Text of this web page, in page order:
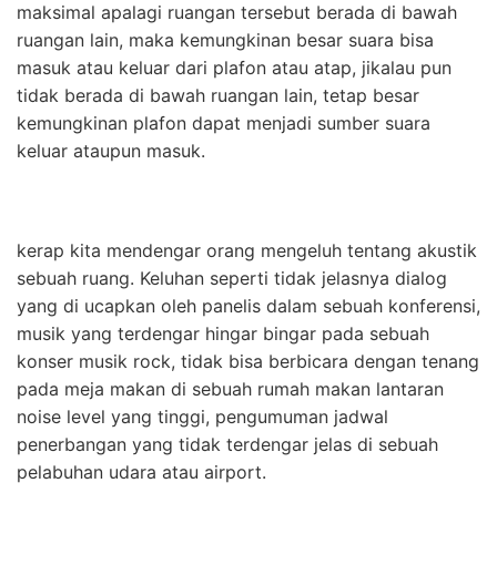
maksimal apalagi ruangan tersebut berada di bawah
ruangan lain, maka kemungkinan besar suara bisa
masuk atau keluar dari plafon atau atap, jikalau pun
tidak berada di bawah ruangan lain, tetap besar
kemungkinan plafon dapat menjadi sumber suara
keluar ataupun masuk.
kerap kita mendengar orang mengeluh tentang akustik
sebuah ruang. Keluhan seperti tidak jelasnya dialog
yang di ucapkan oleh panelis dalam sebuah konferensi,
musik yang terdengar hingar bingar pada sebuah
konser musik rock, tidak bisa berbicara dengan tenang
pada meja makan di sebuah rumah makan lantaran
noise level yang tinggi, pengumuman jadwal
penerbangan yang tidak terdengar jelas di sebuah
pelabuhan udara atau airport.